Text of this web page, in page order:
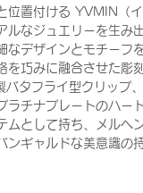
位置付ける YVMIN（
ルなジュエリーを生み
なデザインとモチーフ
を巧みに融合させた彫
タフライ型クリップ
ラチナプレートのハー
ムとして持ち、メルヘ
ンギャルドな美意識の